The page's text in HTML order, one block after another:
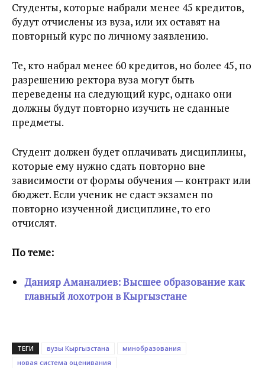
Студенты, которые набрали менее 45 кредитов,
будут отчислены из вуза, или их оставят на
повторный курс по личному заявлению.
Те, кто набрал менее 60 кредитов, но более 45, по
разрешению ректора вуза могут быть
переведены на следующий курс, однако они
должны будут повторно изучить не сданные
предметы.
Студент должен будет оплачивать дисциплины,
которые ему нужно сдать повторно вне
зависимости от формы обучения — контракт или
бюджет. Если ученик не сдаст экзамен по
повторно изученной дисциплине, то его
отчислят.
По теме:
Данияр Аманалиев: Высшее образование как
главный лохотрон в Кыргызстане
ТЕГИ вузы Кыргызстана
минобразования
новая система оценивания